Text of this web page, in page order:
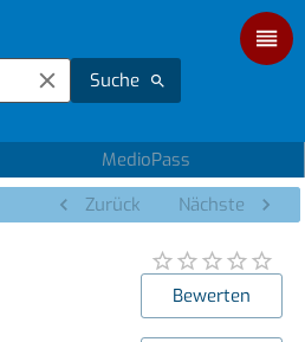
Suche
MedioPass
Zurück Nächste
Bewerten